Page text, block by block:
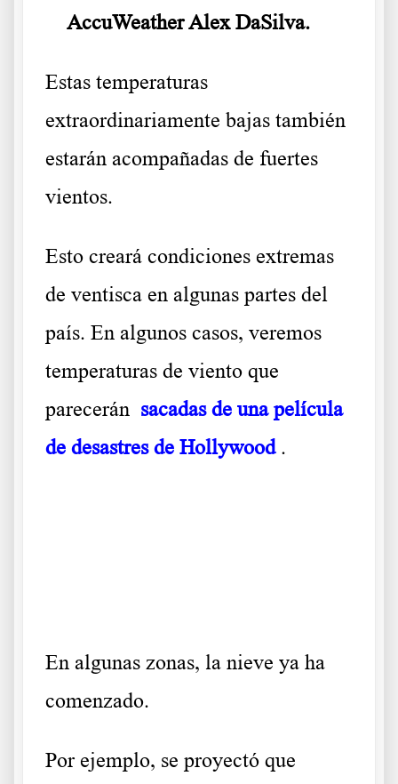
AccuWeather Alex DaSilva.
Estas temperaturas
extraordinariamente bajas también
estarán acompañadas de fuertes
vientos.
Esto creará condiciones extremas
de ventisca en algunas partes del
país. En algunos casos, veremos
temperaturas de viento que
parecerán sacadas de una película
de desastres de Hollywood.
En algunas zonas, la nieve ya ha
comenzado.
Por ejemplo, se proyectó que